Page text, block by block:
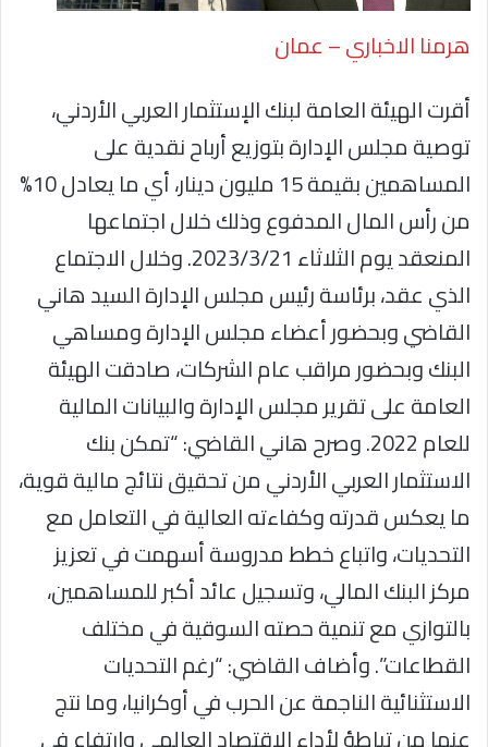
هرمنا الاخباري – عمان
أقرت الهيئة العامة لبنك الإستثمار العربي الأردني،
توصية مجلس الإدارة بتوزيع أرباح نقدية على
المساهمين بقيمة 15 مليون دينار، أي ما يعادل 10%
من رأس المال المدفوع وذلك خلال اجتماعها
المنعقد يوم الثلاثاء 2023/3/21. وخلال الاجتماع
الذي عقد، برئاسة رئيس مجلس الإدارة السيد هاني
القاضي وبحضور أعضاء مجلس الإدارة ومساهي
البنك وبحضور مراقب عام الشركات، صادقت الهيئة
العامة على تقرير مجلس الإدارة والبيانات المالية
للعام 2022. وصرح هاني القاضي: “تمكن بنك
الاستثمار العربي الأردني من تحقيق نتائج مالية قوية،
ما يعكس قدرته وكفاءته العالية في التعامل مع
التحديات، واتباع خطط مدروسة أسهمت في تعزيز
مركز البنك المالي، وتسجيل عائد أكبر للمساهمين،
بالتوازي مع تنمية حصته السوقية في مختلف
القطاعات”. وأضاف القاضي: “رغم التحديات
الاستثنائية الناجمة عن الحرب في أوكرانيا، وما نتج